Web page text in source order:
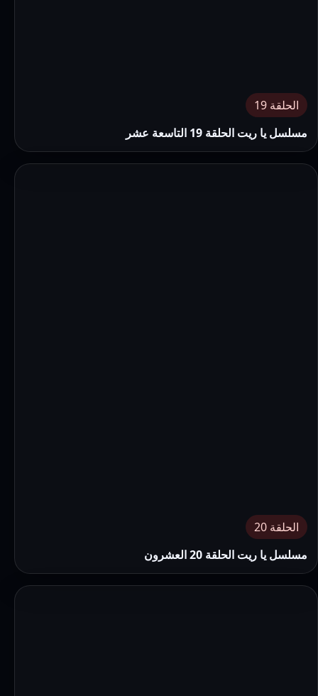
الحلقة 19
مسلسل يا ريت الحلقة 19 التاسعة عشر
الحلقة 20
مسلسل يا ريت الحلقة 20 العشرون